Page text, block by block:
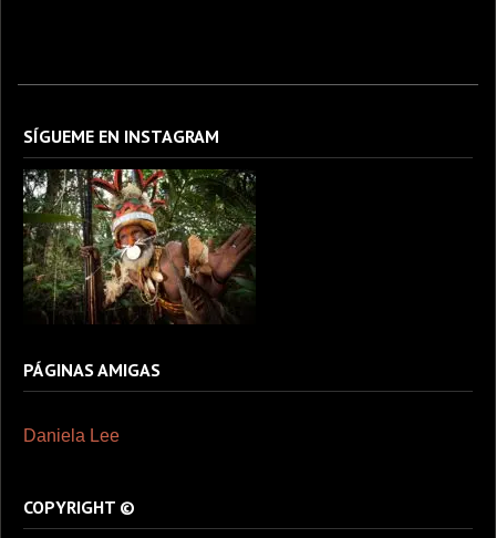
SÍGUEME EN INSTAGRAM
PÁGINAS AMIGAS
Daniela Lee
COPYRIGHT ©